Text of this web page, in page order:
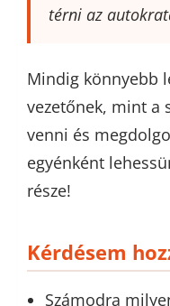
térni az
Mindig könnyebb
vezetőnek, mint a
venni és
egyénként
része!
Kérdésem
Számodra